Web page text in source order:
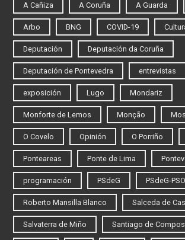
A Cañiza A Coruña A Guarda
Arbo BNG COVID-19
Deputación Deputación da Coruña
Deputación de Pontevedra entrevistas
exposición Lugo Mondariz
Monforte de Lemos Monção Mos
O Covelo Opinión O Porriño
Ponteareas Ponte de Lima
programación PSdeG PSdeG-
Roberto Mansilla Blanco Salceda de
Salvaterra de Miño Santiago de